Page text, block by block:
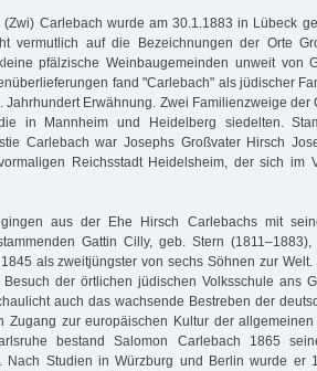
(Zwi) Carlebach wurde am 30.1.1883 in Lübeck
vermutlich auf die Bezeichnungen der Orte
pfälzische Weinbaugemeinden unweit von
fand "Carlebach" als jüdischer
Jahrhundert Erwähnung. Zwei Familienzweige der
in Mannheim und Heidelberg siedelten.
Carlebach war Josephs Großvater Hirsch
Reichsstadt Heidelsheim, der sich im
aus der Ehe Hirsch Carlebachs mit
Gattin Cilly, geb. Stern
als zweitjüngster von sechs Söhnen zur
der örtlichen jüdischen Volksschule ans
auch das wachsende Bestreben der
Zugang zur europäischen Kultur der
bestand Salomon Carlebach 1865
Nach Studien in Würzburg und Berlin wurde er